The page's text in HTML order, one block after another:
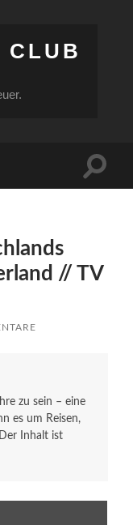
CLUB
// TV
zu sein – eine
es um Reisen,
Inhalt ist